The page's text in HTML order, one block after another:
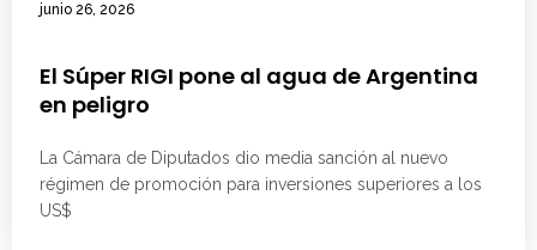
junio 26, 2026
El Súper RIGI pone al agua de Argentina
en peligro
La Cámara de Diputados dio media sanción al nuevo
régimen de promoción para inversiones superiores a los
US$